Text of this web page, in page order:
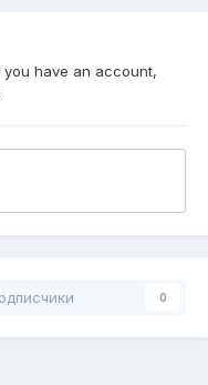
have an account,
0